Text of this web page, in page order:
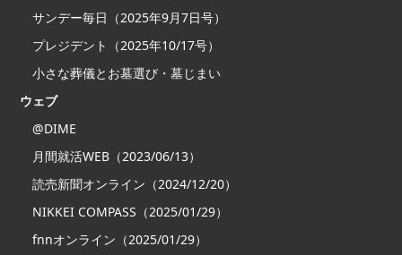
サンデー毎日（2025年9月7日号）
プレジデント（2025年10/17号）
小さな葬儀とお墓選び・墓じまい
ウェブ
@DIME
月間就活WEB（2023/06/13）
読売新聞オンライン（2024/12/20）
NIKKEI COMPASS（2025/01/29）
fnnオンライン（2025/01/29）